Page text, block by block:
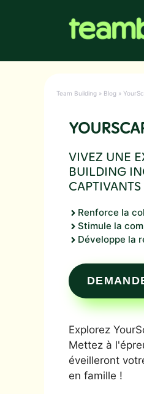
Team Building » Blog »
VIVEZ UNE
BUILDING
CAPTIVANTS
Renforce la
Stimule la
Développe la
Explorez
Mettez à
éveilleront
en famille !